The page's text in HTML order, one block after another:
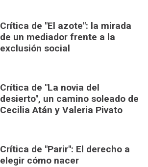
Crítica de "El azote": la mirada
de un mediador frente a la
exclusión social
Crítica de "La novia del
desierto", un camino soleado de
Cecilia Atán y Valeria Pivato
Crítica de "Parir": El derecho a
elegir cómo nacer